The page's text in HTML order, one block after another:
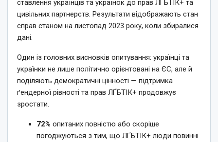
ставлення українців та українок до прав ЛҐБТІК+ та
цивільних партнерств. Результати відображають стан
справ станом на листопад 2023 року, коли збиралися
дані.
Один із головних висновків опитування: українці та
українки не лише політично орієнтовані на ЄС, але й
поділяють демократичні цінності — підтримка
ґендерної рівності та прав ЛҐБТІК+ продовжує
зростати.
72% опитаних повністю або скоріше
погоджуються з тим, що ЛҐБТІК+ люди повинні